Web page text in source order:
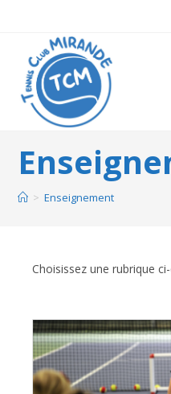
> Enseignement
Choisissez une rubrique